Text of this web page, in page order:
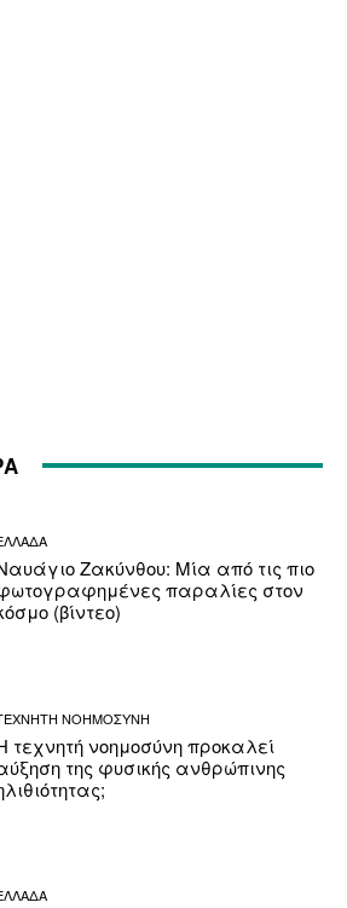
Ζακύνθου: Μία από τις πιο
παραλίες στον
(βίντεο)
ΝΟΗΜΟΣΥΝΗ
τεχνητή νοημοσύνη προκαλεί
της φυσικής ανθρώπινης